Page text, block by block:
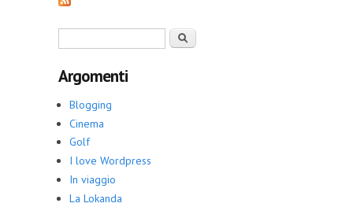
Cerca
Argomenti
Blogging
Cinema
Golf
I love Wordpress
In viaggio
La Lokanda